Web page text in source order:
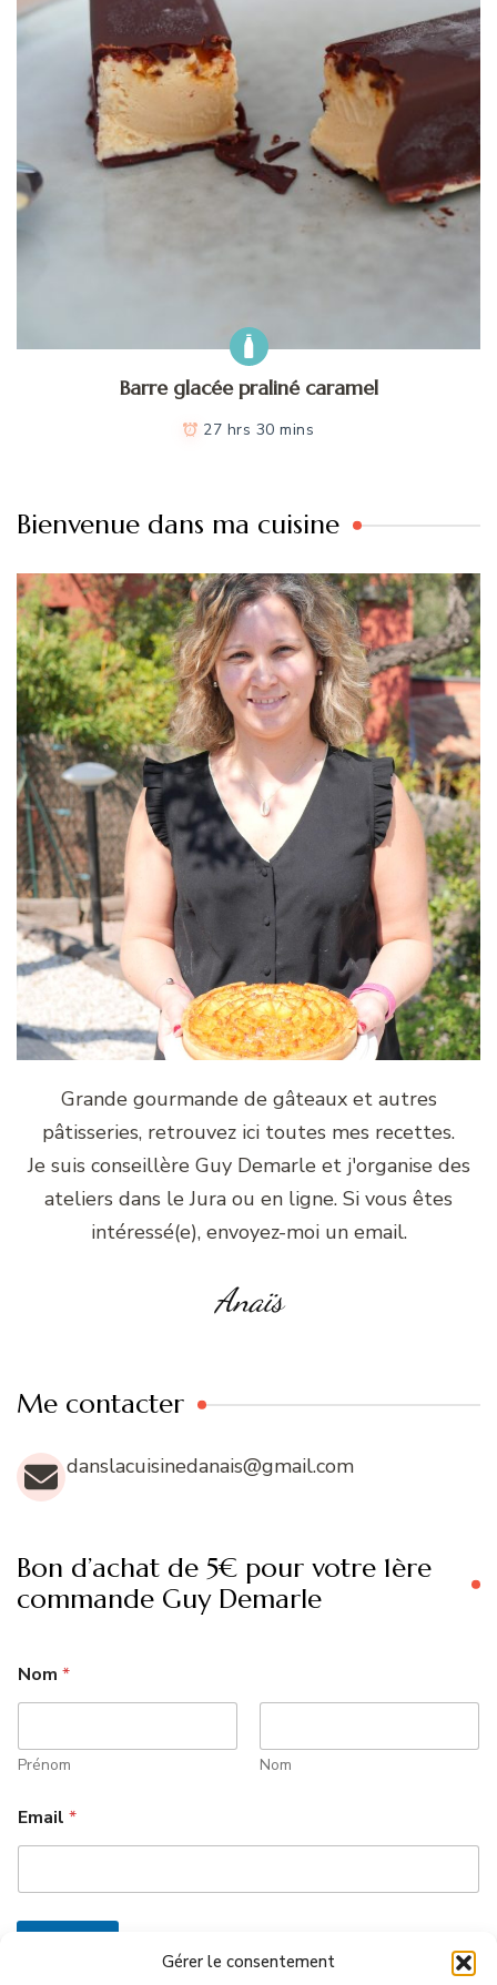
Gérer le consentement
Barre glacée praliné caramel
27 hrs 30 mins
Bienvenue dans ma cuisine
Grande gourmande de gâteaux et autres
pâtisseries, retrouvez ici toutes mes recettes.
Je suis conseillère Guy Demarle et j'organise des
ateliers dans le Jura ou en ligne. Si vous êtes
intéressé(e), envoyez-moi un email.
Anaïs
Me contacter
danslacuisinedanais@gmail.com
Bon d’achat de 5€ pour votre 1ère
commande Guy Demarle
Nom *
Prénom Nom
Email *